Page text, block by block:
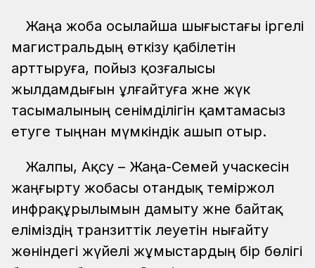
Жаңа жоба осылайша шығыстағы іргелі
магистральдың өткізу қабілетін
арттыруға, пойыз қозғалысы
жылдамдығын ұлғайтуға және жүк
тасымалының сенімділігін қамтамасыз
етуге тыңнан мүмкіндік ашып отыр.
Жалпы, Ақсу – Жаңа-Семей учаскесін
жаңғырту жобасы отандық теміржол
инфрақұрылымын дамыту және байтақ
еліміздің транзиттік әлеуетін нығайту
жөніндегі жүйелі жұмыстардың бір бөлігі